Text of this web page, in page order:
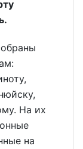
На их
на